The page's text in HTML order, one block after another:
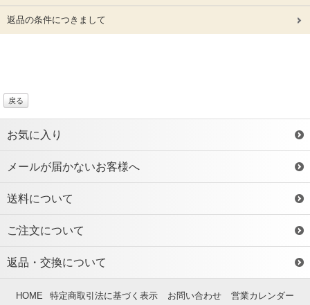
返品の条件につきまして
戻る
お気に入り
メールが届かないお客様へ
送料について
ご注文について
返品・交換について
HOME 特定商取引法に基づく表示 お問い合わせ 営業カレンダー